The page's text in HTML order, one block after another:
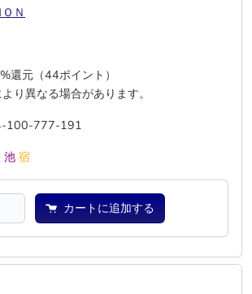
ＯＮ
還元（44ポイント）
り異なる場合があります。
100-777-191
池 宿
カートに追加する